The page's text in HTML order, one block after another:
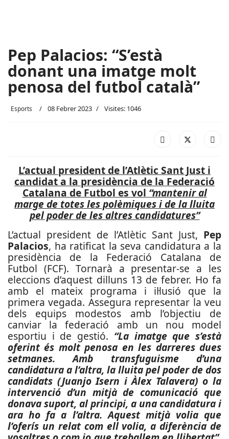
Pep Palacios: “S’està
donant una imatge molt
penosa del futbol català”
Esports 08 Febrer 2023 Visites: 1046
L’actual president de l’Atlètic Sant Just i
candidat a la presidència de la Federació
Catalana de Futbol es vol “mantenir al
marge de totes les polèmiques i de la lluita
pel poder de les altres candidatures”
L’actual president de l’Atlètic Sant Just, Pep
Palacios, ha ratificat la seva candidatura a la
presidència de la Federació Catalana de
Futbol (FCF). Tornarà a presentar-se a les
eleccions d’aquest dilluns 13 de febrer. Ho fa
amb el mateix programa i il·lusió que la
primera vegada. Assegura representar la veu
dels equips modestos amb l’objectiu de
canviar la federació amb un nou model
esportiu i de gestió. “La imatge que s’està
oferint és molt penosa en les darreres dues
setmanes. Amb transfuguisme d’una
candidatura a l’altra, la lluita pel poder de dos
candidats (Juanjo Isern i Àlex Talavera) o la
intervenció d’un mitjà de comunicació que
donava suport, al principi, a una candidatura i
ara ho fa a l’altra. Aquest mitjà volia que
l’oferís un relat com ell volia, a diferència de